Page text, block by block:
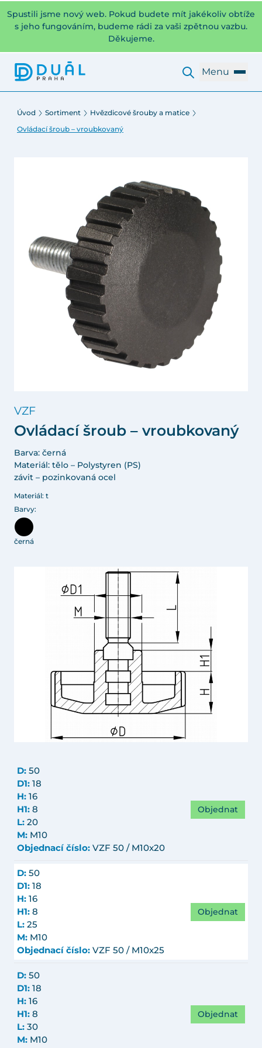
Spustili jsme nový web. Pokud budete mít jakékoliv obtíže
s jeho fungováním, budeme rádi za vaši zpětnou vazbu.
Děkujeme.
Menu
Úvod Sortiment
Hvězdicové šrouby a matice
Ovládací šroub – vroubkovaný
VZF
Ovládací šroub – vroubkovaný
Barva: černá
Materiál: tělo – Polystyren (PS)
závit – pozinkovaná ocel
Materiál: t
Barvy:
černá
D: 50
D1: 18
H: 16
H1: 8
L: 20
M: M10
Objednací číslo: VZF 50 / M10x20
Objednat
D: 50
D1: 18
H: 16
H1: 8
L: 25
M: M10
Objednací číslo: VZF 50 / M10x25
Objednat
D: 50
D1: 18
H: 16
H1: 8
L: 30
M: M10
Objednat